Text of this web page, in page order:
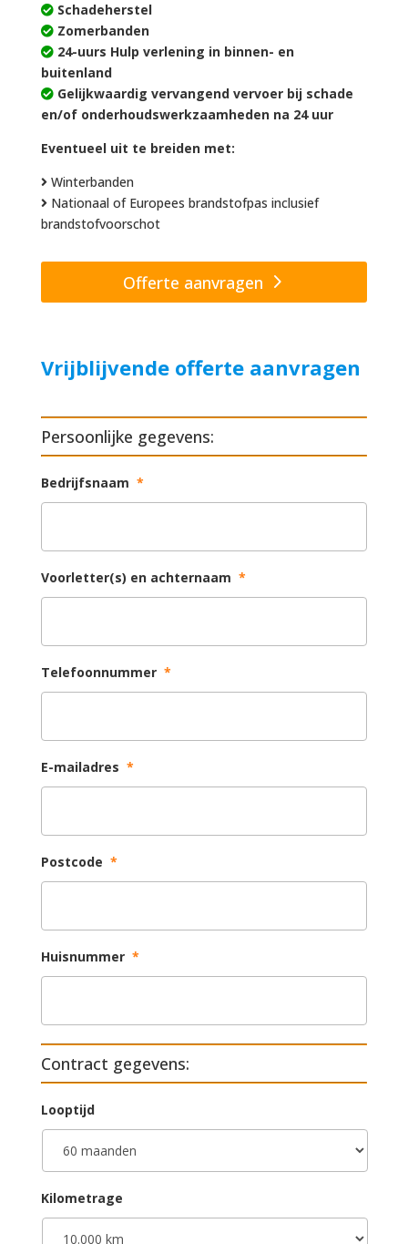
Schadeherstel
Zomerbanden
24-uurs Hulp verlening in binnen- en
buitenland
Gelijkwaardig vervangend vervoer bij schade
en/of onderhoudswerkzaamheden na 24 uur
Eventueel uit te breiden met:
Winterbanden
Nationaal of Europees brandstofpas inclusief
brandstofvoorschot
Offerte aanvragen
Vrijblijvende offerte aanvragen
Persoonlijke gegevens:
Bedrijfsnaam *
Voorletter(s) en achternaam *
Telefoonnummer *
E-mailadres *
Postcode *
Huisnummer *
Contract gegevens:
Looptijd
Kilometrage